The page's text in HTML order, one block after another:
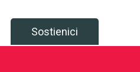
Sostienici